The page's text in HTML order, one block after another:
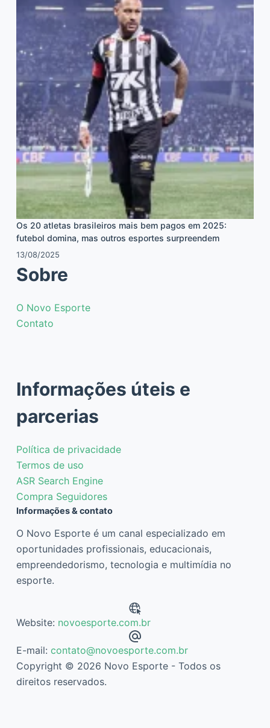
Os 20 atletas brasileiros mais bem pagos em 2025:
futebol domina, mas outros esportes surpreendem
13/08/2025
Sobre
O Novo Esporte
Contato
Informações úteis e
parcerias
Política de privacidade
Termos de uso
ASR Search Engine
Compra Seguidores
Informações & contato
O Novo Esporte é um canal especializado em
oportunidades profissionais, educacionais,
empreendedorismo, tecnologia e multimídia no
esporte.
Website: novoesporte.com.br
E-mail: contato@novoesporte.com.br
Copyright © 2026 Novo Esporte - Todos os
direitos reservados.